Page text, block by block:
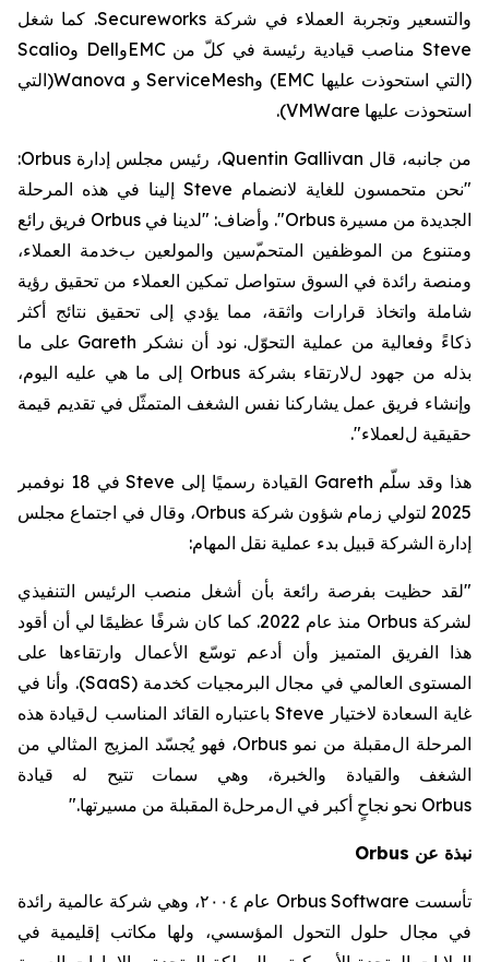
والتسعير وتجربة العملاء في شركة Secureworks
. كما شغل
Steve مناصب قيادية رئيسة في كلّ من EMCوDell وScalio
(التي استحوذت عليها EMC
) وServiceMesh و Wanova
(التي
استحوذت عليها VMWare
).
من جانبه، قال Quentin Gallivan، رئيس مجلس إدارة Orbus
:
"نحن متحمسون للغاية لانضمام Steve إلينا في هذه المرحلة
الجديدة من مسيرة Orbus". وأضاف: "لدينا في Orbus فريق رائع
ومتنوع من الموظفين المتحمسين والمولعين بخدمة العملاء،
ومنصة رائدة في السوق ستواصل تمكين العملاء من تحقيق رؤية
شاملة واتخاذ قرارات واثقة، مما يؤدي إلىتحقيق نتائج أكثر
ذكاءً وفعالية من عملية التحوّل. نود أن نشكر Gareth على ما
بذله من جهود للارتقاء بشركة Orbus إلى ما هي عليه اليوم،
وإنشاء فريق عمل يشاركنا نفس الشغف المتمثّل في تقديم قيمة
حقيقية للعملاء".
هذا وقد سلّم Gareth القيادة رسميًا إلى Steveفي
18 نوفمبر
2025لتولي زمام شؤون شركة Orbus، وقال في اجتماع مجلس
إدارة الشركة قبيل بدء عملية نقل المهام:
"لقد حظيت بفرصة رائعة بأن أشغل منصب الرئيس التنفيذي
لشركة Orbus منذ عام 2022. كما كان شرفًا عظيمًا لي أن أقود
هذا الفريق المتميز وأن أدعم توسّع الأعمال وارتقاءها على
المستوى العالمي في مجال البرمجيات كخدمة(SaaS)
. وأنا في
غاية السعادة لاختيار Steve باعتباره القائد المناسب لقيادة هذه
المرحلة المقبلة من نمو Orbus، فهو يُجسّد المزيج المثالي من
الشغف والقيادة والخبرة، وهي سمات تتيح له قيادة
Orbus نحو نجاحٍ أكبر في المرحلة المقبلة من مسيرتها."
نبذة عن Orbus
تأسست Orbus Software
عام ٢٠٠٤، وهي شركة عالمية رائدة
في مجال حلول التحول المؤسسي، ولها مكاتب إقليمية في